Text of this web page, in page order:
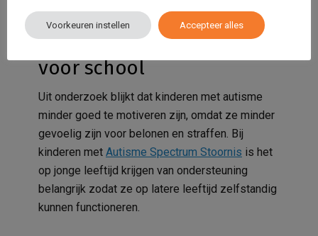
Autistisch kind motiveren
voor school
Uit onderzoek blijkt dat kinderen met autisme
minder goed te motiveren zijn, omdat ze minder
gevoelig zijn voor belonen en straffen. Bij
kinderen met Autisme Spectrum Stoornis is het
op jonge leeftijd krijgen van ondersteuning
belangrijk zodat ze op latere leeftijd zelfstandig
kunnen functioneren.
Voorkeuren instellen Accepteer alles